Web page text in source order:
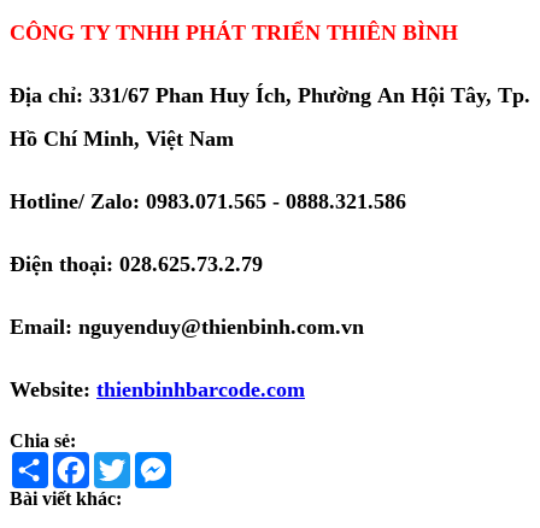
CÔNG TY TNHH PHÁT TRIỂN THIÊN BÌNH
Địa chỉ: 331/67 Phan Huy Ích, Phường An Hội Tây, Tp.
Hồ Chí Minh, Việt Nam
Hotline/ Zalo: 0983.071.565 - 0888.321.586
Điện thoại: 028.625.73.2.79
Email: nguyenduy@thienbinh.com.vn
Website: thienbinhbarcode.com
Chia sẻ:
Share Facebook
Twitter
Bài viết khác: